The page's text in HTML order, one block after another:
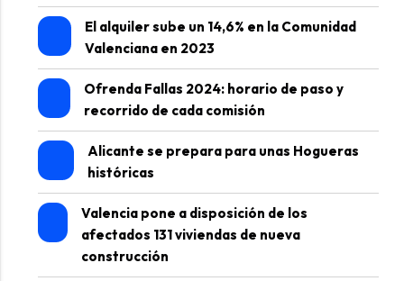
El alquiler sube un 14,6% en la Comunidad
Valenciana en 2023
Ofrenda Fallas 2024: horario de paso y
recorrido de cada comisión
Alicante se prepara para unas Hogueras
históricas
Valencia pone a disposición de los
afectados 131 viviendas de nueva
construcción